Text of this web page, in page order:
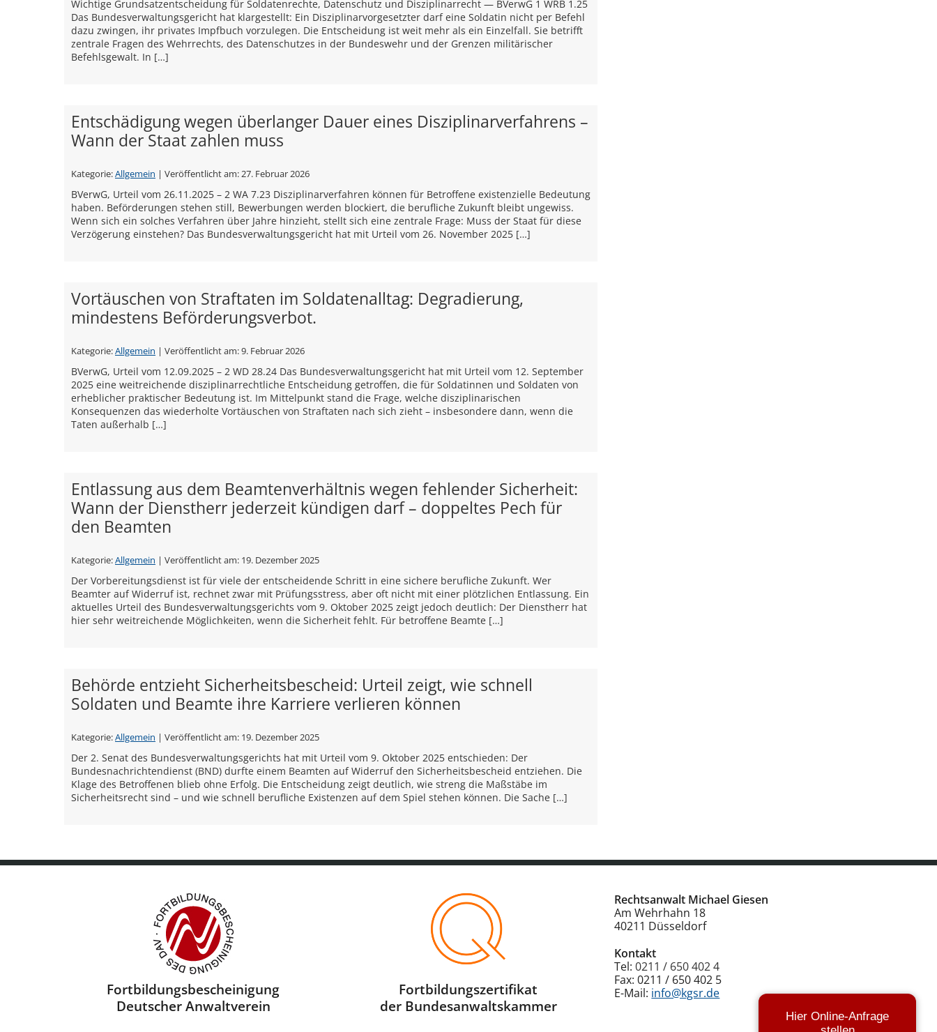
Wichtige Grundsatzentscheidung für Soldatenrechte, Datenschutz und Disziplinarrecht — BVerwG 1 WRB 1.25
Das Bundesverwaltungsgericht hat klargestellt: Ein Disziplinarvorgesetzter darf eine Soldatin nicht per Befehl
dazu zwingen, ihr privates Impfbuch vorzulegen. Die Entscheidung ist weit mehr als ein Einzelfall. Sie betrifft
zentrale Fragen des Wehrrechts, des Datenschutzes in der Bundeswehr und der Grenzen militärischer
Befehlsgewalt. In […]
Entschädigung wegen überlanger Dauer eines Disziplinarverfahrens –
Wann der Staat zahlen muss
Kategorie:Allgemein | Veröffentlicht am:27. Februar 2026
BVerwG, Urteil vom 26.11.2025 – 2 WA 7.23 Disziplinarverfahren können für Betroffene existenzielle Bedeutung
haben. Beförderungen stehen still, Bewerbungen werden blockiert, die berufliche Zukunft bleibt ungewiss.
Wenn sich ein solches Verfahren über Jahre hinzieht, stellt sich eine zentrale Frage: Muss der Staat für diese
Verzögerung einstehen? Das Bundesverwaltungsgericht hat mit Urteil vom 26. November 2025 […]
Vortäuschen von Straftaten im Soldatenalltag: Degradierung,
mindestens Beförderungsverbot.
Kategorie:Allgemein | Veröffentlicht am:9. Februar 2026
BVerwG, Urteil vom 12.09.2025 – 2 WD 28.24 Das Bundesverwaltungsgericht hat mit Urteil vom 12. September
2025 eine weitreichende disziplinarrechtliche Entscheidung getroffen, die für Soldatinnen und Soldaten von
erheblicher praktischer Bedeutung ist. Im Mittelpunkt stand die Frage, welche disziplinarischen
Konsequenzen das wiederholte Vortäuschen von Straftaten nach sich zieht – insbesondere dann, wenn die
Taten außerhalb […]
Entlassung aus dem Beamtenverhältnis wegen fehlender Sicherheit:
Wann der Dienstherr jederzeit kündigen darf – doppeltes Pech für
den Beamten
Kategorie:Allgemein | Veröffentlicht am: 19. Dezember 2025
Der Vorbereitungsdienst ist für viele der entscheidende Schritt in eine sichere berufliche Zukunft. Wer
Beamter auf Widerruf ist, rechnet zwar mit Prüfungsstress, aber oft nicht mit einer plötzlichen Entlassung. Ein
aktuelles Urteil des Bundesverwaltungsgerichts vom 9. Oktober 2025 zeigt jedoch deutlich: Der Dienstherr hat
hier sehr weitreichende Möglichkeiten, wenn die Sicherheit fehlt. Für betroffene Beamte […]
Behörde entzieht Sicherheitsbescheid: Urteil zeigt, wie schnell
Soldaten und Beamte ihre Karriere verlieren können
Kategorie:Allgemein | Veröffentlicht am: 19. Dezember 2025
Der 2. Senat des Bundesverwaltungsgerichts hat mit Urteil vom 9. Oktober 2025 entschieden: Der
Bundesnachrichtendienst (BND) durfte einem Beamten auf Widerruf den Sicherheitsbescheid entziehen. Die
Klage des Betroffenen blieb ohne Erfolg. Die Entscheidung zeigt deutlich, wie streng die Maßstäbe im
Sicherheitsrecht sind – und wie schnell berufliche Existenzen auf dem Spiel stehen können. Die Sache […]
Fortbildungsbescheini­gung
Deutscher Anwaltverein
Fortbildungszertifikat
der Bundesanwaltskammer
Rechtsanwalt Michael Giesen
Am Wehrhahn 18
40211 Düsseldorf
Kontakt
Tel:0211 / 650 402 4
Fax:0211 / 650 402 5
E-Mail: info@kgsr.de
Hier Online-Anfrage